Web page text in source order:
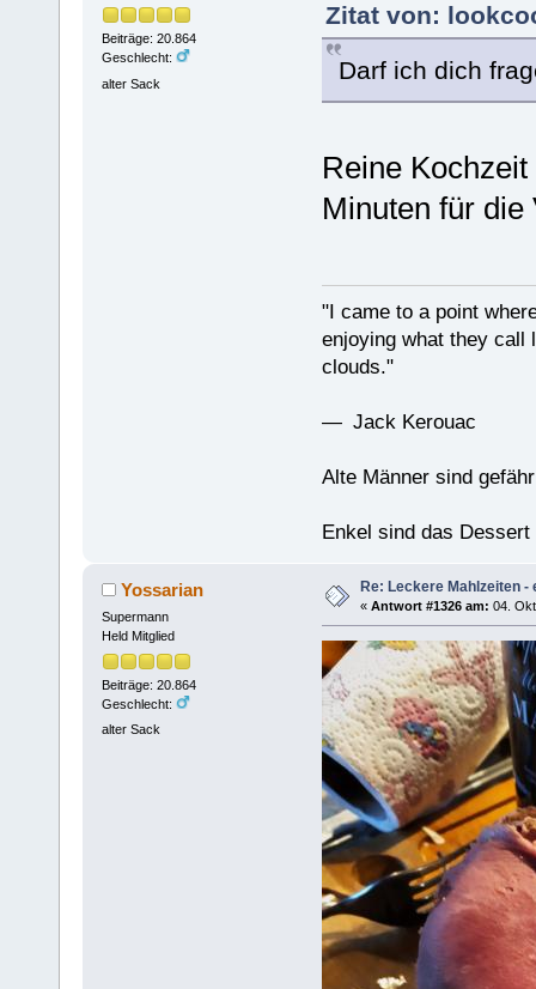
Beiträge: 20.864
Geschlecht:
alter Sack
Zitat von:
Darf ich dich
Reine
Minuten für die
"I came to a point
enjoying what they call
clouds."
— Jack Kerouac
Alte Männer sind
Enkel sind das
Yossarian
Supermann
Held Mitglied
Beiträge: 20.864
Geschlecht:
alter Sack
Re: Leckere Mahlzeiten -
« Antwort #1326 am: 04.